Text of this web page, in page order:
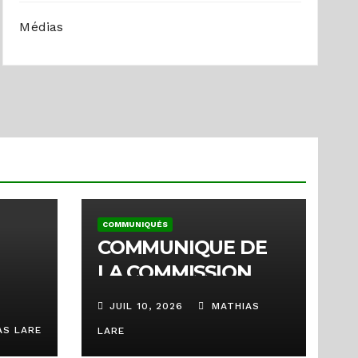
Médias
LARE
COMMUNIQUÉS
COMMUNIQUE DE
LA COMMISSION
TECHNIQUE DE
JUIL 10, 2026 MATHIAS
LARE